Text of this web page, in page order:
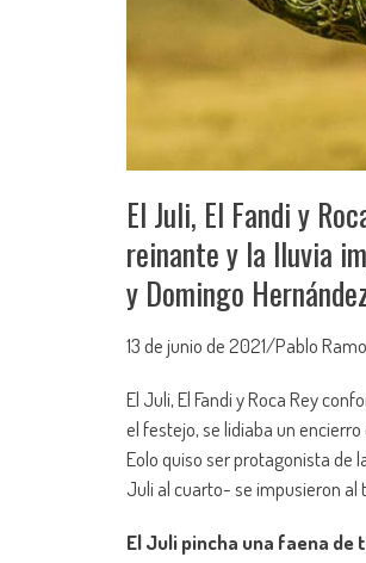
El Juli, El Fandi y
reinante y la lluvia
y Domingo
13 de junio de 2021/Pablo
El Juli, El Fandi y Roca Rey
el festejo, se lidiaba un
Eolo quiso ser protagonista de
Juli al cuarto- se impusieron al
El Juli pincha una faena de